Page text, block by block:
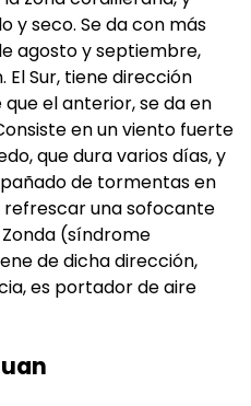
y seco. Se da con más
agosto y septiembre,
Sur, tiene dirección
el anterior, se da en
en un viento fuerte
que dura varios días, y
de tormentas en
una sofocante
(síndrome
de dicha dirección,
es portador de aire